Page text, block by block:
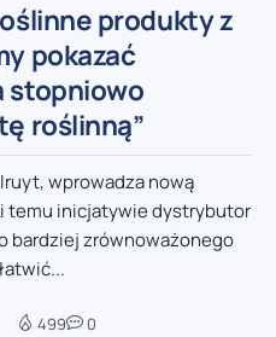
produkty z
pokazać
stopniowo
roślinną”
wprowadza nową
temu inicjatywie dystrybutor
bardziej zrównoważonego
499 0